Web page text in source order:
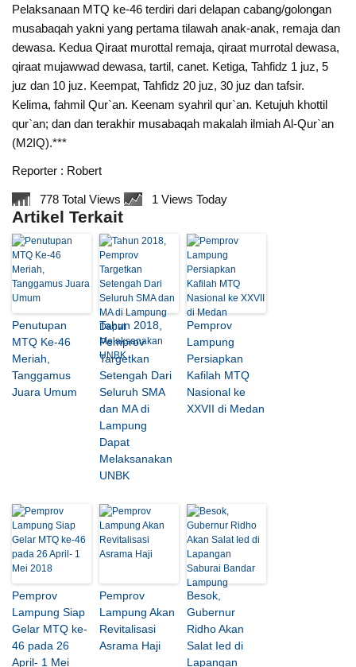
Pelaksanaan MTQ ke-46 terdiri dari delapan cabang/golongan
musabaqah yakni yang pertama tilawah anak-anak, remaja dan
dewasa. Kedua Qiraat murottal remaja, qiraat murrotal dewasa,
qiraat mujawwad dewasa, tartil, canet. Ketiga, Tahfidz 1 juz, 5
juz dan 10 juz. Keempat, Tahfidz 20 juz, 30 juz dan tafsir.
Kelima, fahmil Qur`an. Keenam syahril qur`an. Ketujuh khottil
qur`an; dan dan terakhir musabaqah makalah ilmiah Al-Qur`an
(M2IQ).***
Reporter : Robert
778 Total Views 1 Views Today
Artikel Terkait
Penutupan
MTQ Ke-46
Meriah,
Tanggamus
Juara Umum
Tahun 2018,
Pemprov
Targetkan
Setengah Dari
Seluruh SMA
dan MA di
Lampung
Dapat
Melaksanakan
UNBK
Pemprov
Lampung
Persiapkan
Kafilah MTQ
Nasional ke
XXVII di Medan
Pemprov
Lampung Siap
Gelar MTQ ke-
46 pada 26
April- 1 Mei
Pemprov
Lampung Akan
Revitalisasi
Asrama Haji
Besok,
Gubernur
Ridho Akan
Salat Ied di
Lapangan